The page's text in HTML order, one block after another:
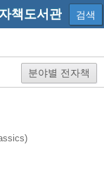
책도서관 검색
분야별 전자책